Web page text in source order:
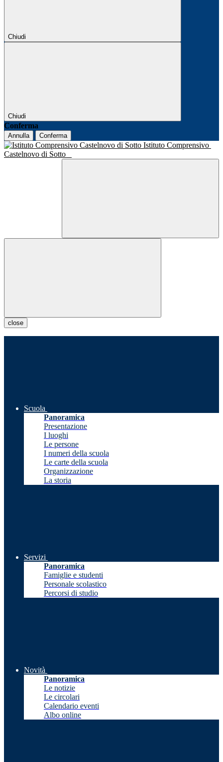
Chiudi
Chiudi
Conferma
Annulla Conferma
Istituto Comprensivo
Castelnovo di Sotto
close
Scuola
Panoramica
Presentazione
I luoghi
Le persone
I numeri della scuola
Le carte della scuola
Organizzazione
La storia
Servizi
Panoramica
Famiglie e studenti
Personale scolastico
Percorsi di studio
Novità
Panoramica
Le notizie
Le circolari
Calendario eventi
Albo online